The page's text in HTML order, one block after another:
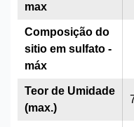
max
Composição do
sitio em sulfato -
máx
Teor de Umidade
(max.)